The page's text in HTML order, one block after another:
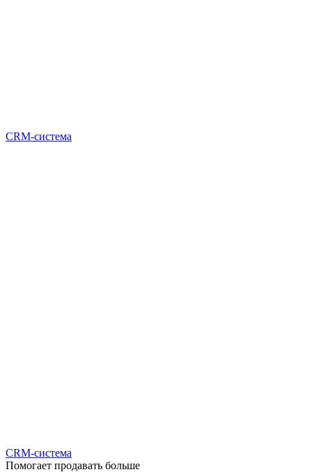
CRM-система
CRM-система
Помогает продавать больше